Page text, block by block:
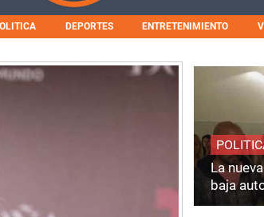
DEPORTES ENTRETENIMIENTO
La
baja